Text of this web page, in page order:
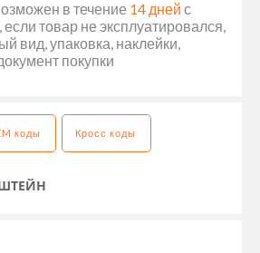
в течение 14 дней с
товар не эксплуатировался,
вид, упаковка, наклейки,
покупки
коды Кросс коды